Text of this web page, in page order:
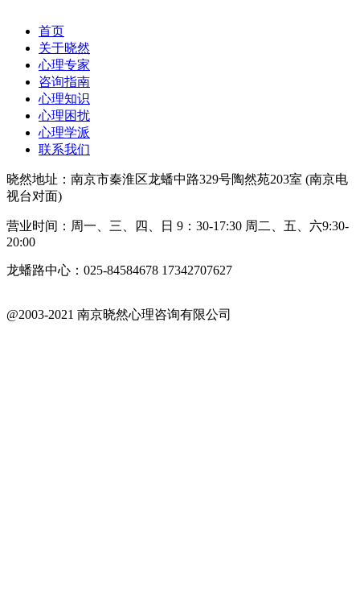
首页
关于晓然
心理专家
咨询指南
心理知识
心理困扰
心理学派
联系我们
晓然地址：南京市秦淮区龙蟠中路329号陶然苑203室 (南京电
视台对面)
营业时间：周一、三、四、日 9：30-17:30 周二、五、六9:30-
20:00
龙蟠路中心：025-84584678 17342707627
@2003-2021 南京晓然心理咨询有限公司